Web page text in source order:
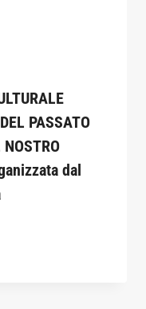
PASSATO
dal